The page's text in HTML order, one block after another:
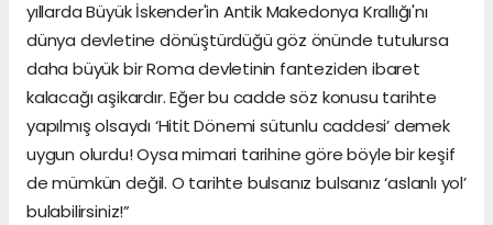
yıllarda Büyük İskender'in Antik Makedonya Krallığı'nı
dünya devletine dönüştürdüğü göz önünde tutulursa
daha büyük bir Roma devletinin fanteziden ibaret
kalacağı aşikardır. Eğer bu cadde söz konusu tarihte
yapılmış olsaydı ‘Hitit Dönemi sütunlu caddesi’ demek
uygun olurdu! Oysa mimari tarihine göre böyle bir keşif
de mümkün değil. O tarihte bulsanız bulsanız ‘aslanlı yol’
bulabilirsiniz!”